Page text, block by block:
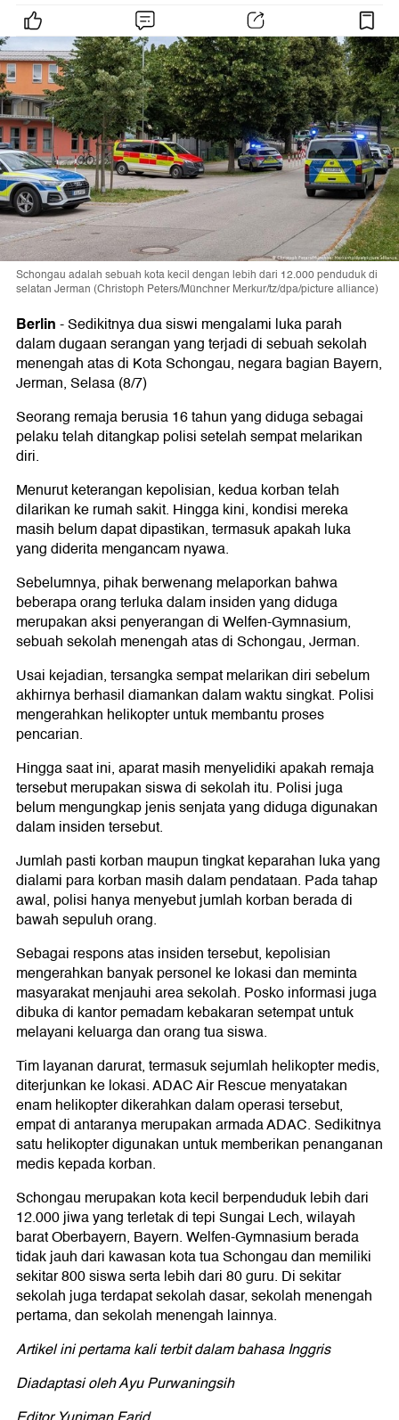
Schongau adalah sebuah kota kecil dengan lebih dari 12.000 penduduk di
selatan Jerman (Christoph Peters/Münchner Merkur/tz/dpa/picture alliance)
Berlin-Sedikitnya dua siswi mengalami luka parah
dalam dugaan serangan yang terjadi di sebuah sekolah
menengah atas di Kota Schongau, negara bagian Bayern,
Jerman, Selasa (8/7)
Seorang remaja berusia 16 tahun yang diduga sebagai
pelaku telah ditangkap polisi setelah sempat melarikan
diri.
Menurut keterangan kepolisian, kedua korban telah
dilarikan ke rumah sakit. Hingga kini, kondisi mereka
masih belum dapat dipastikan, termasuk apakah luka
yang diderita mengancam nyawa.
Sebelumnya, pihak berwenang melaporkan bahwa
beberapa orang terluka dalam insiden yang diduga
merupakan aksi penyerangan di Welfen-Gymnasium,
sebuah sekolah menengah atas di Schongau, Jerman.
Usai kejadian, tersangka sempat melarikan diri sebelum
akhirnya berhasil diamankan dalam waktu singkat. Polisi
mengerahkan helikopter untuk membantu proses
pencarian.
Hingga saat ini, aparat masih menyelidiki apakah remaja
tersebut merupakan siswa di sekolah itu. Polisi juga
belum mengungkap jenis senjata yang diduga digunakan
dalam insiden tersebut.
Jumlah pasti korban maupun tingkat keparahan luka yang
dialami para korban masih dalam pendataan. Pada tahap
awal, polisi hanya menyebut jumlah korban berada di
bawah sepuluh orang.
Sebagai respons atas insiden tersebut, kepolisian
mengerahkan banyak personel ke lokasi dan meminta
masyarakat menjauhi area sekolah. Posko informasi juga
dibuka di kantor pemadam kebakaran setempat untuk
melayani keluarga dan orang tua siswa.
Tim layanan darurat, termasuk sejumlah helikopter medis,
diterjunkan ke lokasi. ADAC Air Rescue menyatakan
enam helikopter dikerahkan dalam operasi tersebut,
empat di antaranya merupakan armada ADAC. Sedikitnya
satu helikopter digunakan untuk memberikan penanganan
medis kepada korban.
Schongau merupakan kota kecil berpenduduk lebih dari
12.000 jiwa yang terletak di tepi Sungai Lech, wilayah
barat Oberbayern, Bayern. Welfen-Gymnasium berada
tidak jauh dari kawasan kota tua Schongau dan memiliki
sekitar 800 siswa serta lebih dari 80 guru. Di sekitar
sekolah juga terdapat sekolah dasar, sekolah menengah
pertama, dan sekolah menengah lainnya.
Artikel ini pertama kali terbit dalam bahasa Inggris
Diadaptasi oleh Ayu Purwaningsih